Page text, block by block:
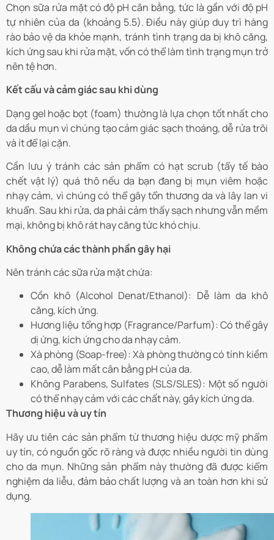
Chọn sữa rửa mặt có độ pH cân bằng, tức là gần với độ pH
tự nhiên của da (khoảng 5.5). Điều này giúp duy trì hàng
rào bảo vệ da khỏe mạnh, tránh tình trạng da bị khô căng,
kích ứng sau khi rửa mặt, vốn có thể làm tình trạng mụn trở
nên tệ hơn.
Kết cấu và cảm giác sau khi dùng
Dạng gel hoặc bọt (foam) thường là lựa chọn tốt nhất cho
da dầu mụn vì chúng tạo cảm giác sạch thoáng, dễ rửa trôi
và ít để lại cặn.
Cần lưu ý tránh các sản phẩm có hạt scrub (tẩy tế bào
chết vật lý) quá thô nếu da bạn đang bị mụn viêm hoặc
nhạy cảm, vì chúng có thể gây tổn thương da và lây lan vi
khuẩn. Sau khi rửa, da phải cảm thấy sạch nhưng vẫn mềm
mại, không bị khô rát hay căng tức khó chịu.
Không chứa các thành phần gây hại
Nên tránh các sữa rửa mặt chứa:
Cồn khô (Alcohol Denat/Ethanol): Dễ làm da khô
căng, kích ứng.
Hương liệu tổng hợp (Fragrance/Parfum): Có thể gây
dị ứng, kích ứng cho da nhạy cảm.
Xà phòng (Soap-free): Xà phòng thường có tính kiềm
cao, dễ làm mất cân bằng pH của da.
Không Parabens, Sulfates (SLS/SLES): Một số người
có thể nhạy cảm với các chất này, gây kích ứng da.
Thương hiệu và uy tín
Hãy ưu tiên các sản phẩm từ thương hiệu dược mỹ phẩm
uy tín, có nguồn gốc rõ ràng và được nhiều người tin dùng
cho da mụn. Những sản phẩm này thường đã được kiểm
nghiệm da liễu, đảm bảo chất lượng và an toàn hơn khi sử
dụng.